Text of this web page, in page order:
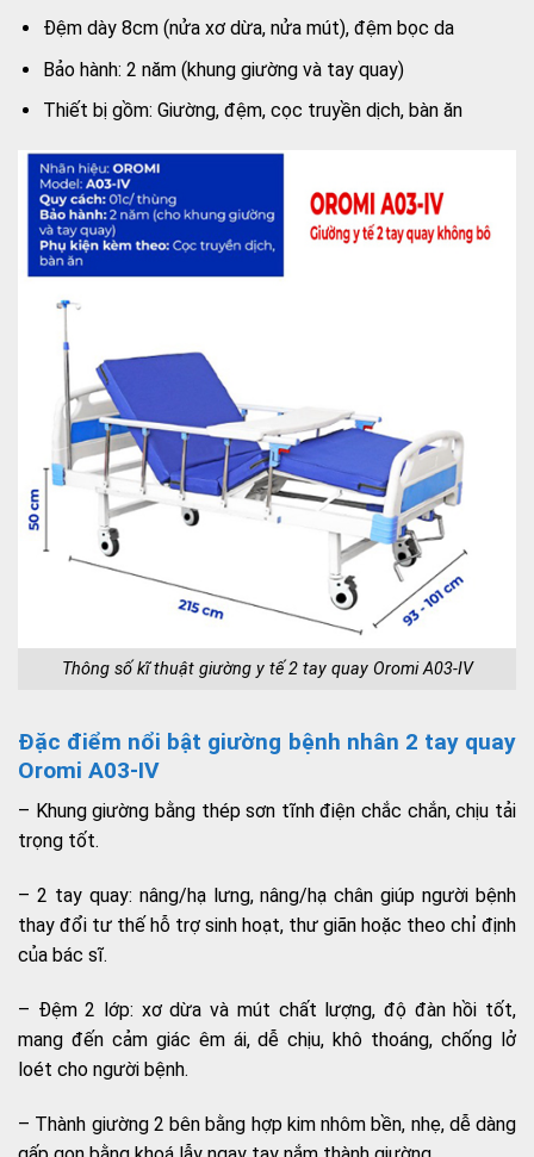
Đệm dày 8cm (nửa xơ dừa, nửa mút), đệm bọc da
Bảo hành: 2 năm (khung giường và tay quay)
Thiết bị gồm: Giường, đệm, cọc truyền dịch, bàn ăn
Thông số kĩ thuật giường y tế 2 tay quay Oromi A03-IV
Đặc điểm nổi bật giường bệnh nhân 2 tay quay
Oromi A03-IV
– Khung giường bằng thép sơn tĩnh điện chắc chắn, chịu tải
trọng tốt.
– 2 tay quay: nâng/hạ lưng, nâng/hạ chân giúp người bệnh
thay đổi tư thế hỗ trợ sinh hoạt, thư giãn hoặc theo chỉ định
của bác sĩ.
– Đệm 2 lớp: xơ dừa và mút chất lượng, độ đàn hồi tốt,
mang đến cảm giác êm ái, dễ chịu, khô thoáng, chống lở
loét cho người bệnh.
– Thành giường 2 bên bằng hợp kim nhôm bền, nhẹ, dễ dàng